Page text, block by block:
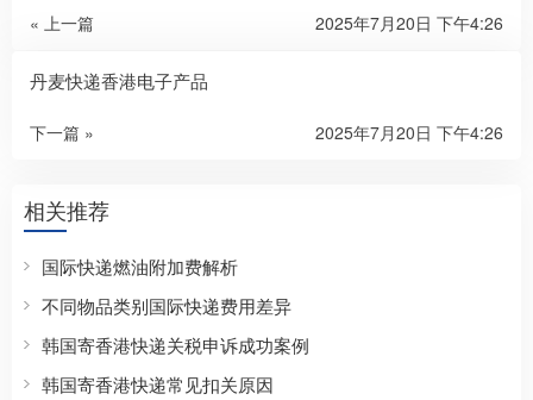
« 上一篇 2025年7月20日 下午4:26
丹麦快递香港电子产品
下一篇 » 2025年7月20日 下午4:26
相关推荐
国际快递燃油附加费解析
不同物品类别国际快递费用差异
韩国寄香港快递关税申诉成功案例
韩国寄香港快递常见扣关原因